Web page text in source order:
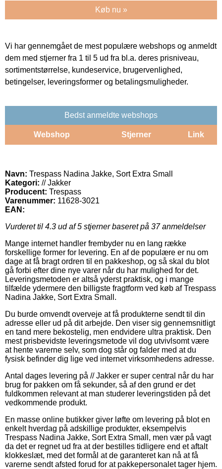
Køb nu »
Vi har gennemgået de mest populære webshops og anmeldt
dem med stjerner fra 1 til 5 ud fra bl.a. deres prisniveau,
sortimentstørrelse, kundeservice, brugervenlighed,
betingelser, leveringsformer og betalingsmuligheder.
Bedst anmeldte webshops
Webshop Stjerner Link
Navn: Trespass Nadina Jakke, Sort Extra Small
Kategori: // Jakker
Producent: Trespass
Varenummer: 11628-3021
EAN:
Vurderet til 4.3 ud af 5 stjerner baseret på 37anmeldelser
Mange internet handler frembyder nu en lang række
forskellige former for levering. En af de populære er nu om
dage at få bragt ordren til en pakkeshop, og så skal du blot
gå forbi efter dine nye varer når du har mulighed for det.
Leveringsmetoden er altså yderst praktisk, og i mange
tilfælde ydermere den billigste fragtform ved køb af Trespass
Nadina Jakke, Sort Extra Small.
Du burde omvendt overveje at få produkterne sendt til din
adresse eller ud på dit arbejde. Den viser sig gennemsnitligt
en tand mere bekostelig, men endvidere ultra praktisk. Den
mest prisbevidste leveringsmetode vil dog utvivlsomt være
at hente varerne selv, som dog står og falder med at du
fysisk befinder dig lige ved internet virksomhedens adresse.
Antal dages levering på // Jakker er super central når du har
brug for pakken om få sekunder, så af den grund er det
fuldkommen relevant at man studerer leveringstiden på det
vedkommende produkt.
En masse online butikker giver løfte om levering på blot en
enkelt hverdag på adskillige produkter, eksempelvis
Trespass Nadina Jakke, Sort Extra Small, men vær på vagt
da det er regnet ud fra at der bestilles tidligere end et aftalt
klokkeslæt, med det formål at de garanteret kan nå at få
varerne sendt afsted forud for at pakkepersonalet tager hjem.